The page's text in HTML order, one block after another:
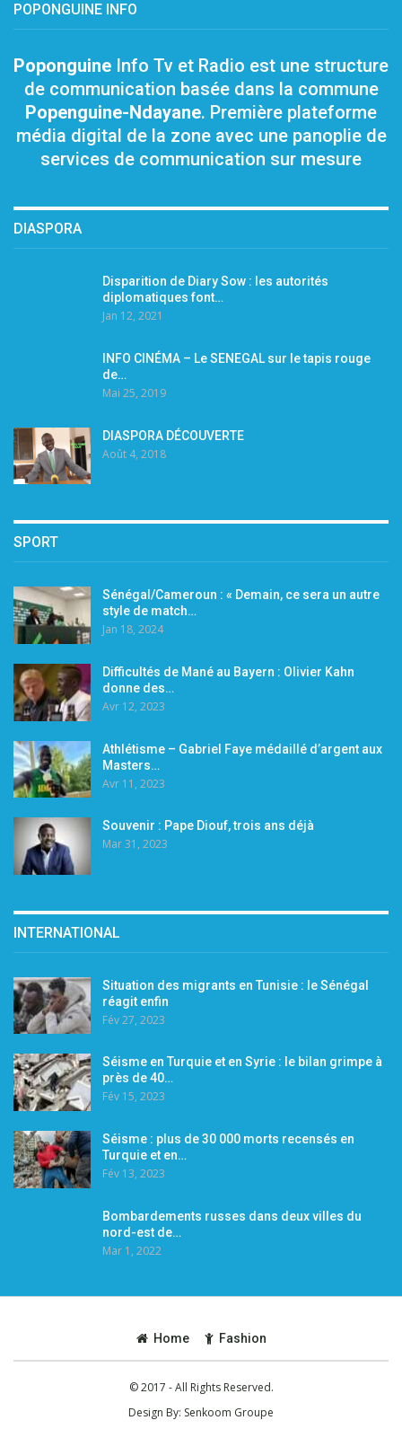
POPONGUINE INFO
Poponguine Info Tv et Radio est une structure
de communication basée dans la commune
Popenguine-Ndayane. Première plateforme
média digital de la zone avec une panoplie de
services de communication sur mesure
DIASPORA
Disparition de Diary Sow : les autorités
diplomatiques font…
Jan 12, 2021
INFO CINÉMA – Le SENEGAL sur le tapis rouge
de…
Mai 25, 2019
DIASPORA DÉCOUVERTE
Août 4, 2018
SPORT
Sénégal/Cameroun : « Demain, ce sera un autre
style de match…
Jan 18, 2024
Difficultés de Mané au Bayern : Olivier Kahn
donne des…
Avr 12, 2023
Athlétisme – Gabriel Faye médaillé d’argent aux
Masters…
Avr 11, 2023
Souvenir : Pape Diouf, trois ans déjà
Mar 31, 2023
INTERNATIONAL
Situation des migrants en Tunisie : le Sénégal
réagit enfin
Fév 27, 2023
Séisme en Turquie et en Syrie : le bilan grimpe à
près de 40…
Fév 15, 2023
Séisme : plus de 30 000 morts recensés en
Turquie et en…
Fév 13, 2023
Bombardements russes dans deux villes du
nord-est de…
Mar 1, 2022
Home Fashion
© 2017 - All Rights Reserved.
Design By: Senkoom Groupe